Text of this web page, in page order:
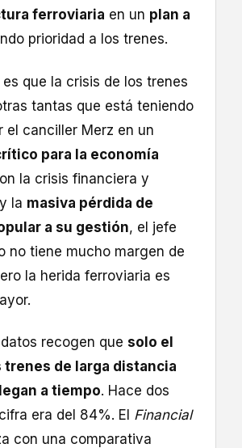
ferroviaria en un plan a
prioridad a los trenes.
es que la crisis de los trenes
tantas que está teniendo
el canciller Merz en un
para la economía
la crisis financiera y
la masiva pérdida de
a su gestión, el jefe
no tiene mucho margen de
la herida ferroviaria es
recogen que solo el
trenes de larga distancia
a tiempo. Hace dos
era del 84%. El Financial
con una comparativa